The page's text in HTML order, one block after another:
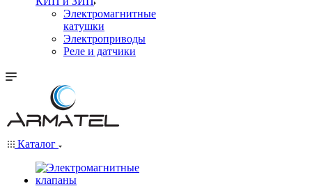
Электромагнитные
катушки
Электроприводы
Реле и датчики
Каталог